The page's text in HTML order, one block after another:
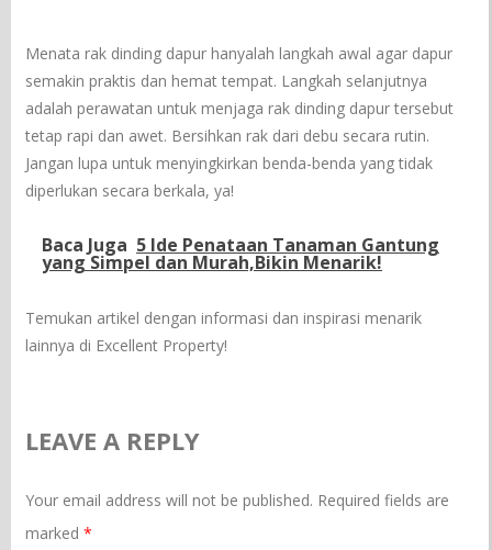
Menata rak dinding dapur hanyalah langkah awal agar dapur
semakin praktis dan hemat tempat. Langkah selanjutnya
adalah perawatan untuk menjaga rak dinding dapur tersebut
tetap rapi dan awet. Bersihkan rak dari debu secara rutin.
Jangan lupa untuk menyingkirkan benda-benda yang tidak
diperlukan secara berkala, ya!
Baca Juga 5 Ide Penataan Tanaman Gantung
yang Simpel dan Murah,Bikin Menarik!
Temukan artikel dengan informasi dan inspirasi menarik
lainnya di Excellent Property!
LEAVE A REPLY
Your email address will not be published. Required fields are
marked*